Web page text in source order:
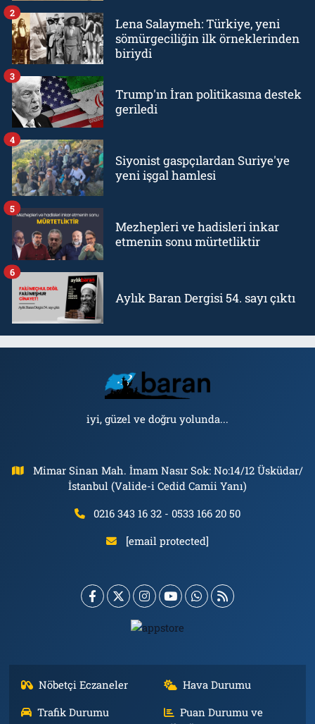
Lena Salaymeh: Türkiye, yeni
sömürgeciliğin ilk örneklerinden
biriydi
2
Trump'ın İran politikasına destek
geriledi
3
Siyonist gaspçılardan Suriye'ye
yeni işgal hamlesi
4
Mezhepleri ve hadisleri inkar
etmenin sonu mürtetliktir
5
Aylık Baran Dergisi 54. sayı çıktı
6
iyi, güzel ve doğru yolunda...
Mimar Sinan Mah. İmam Nasır Sok: No:14/12 Üsküdar/
İstanbul (Valide-i Cedid Camii Yanı)
0216 343 16 32 - 0533 166 20 50
[email protected]
Nöbetçi Eczaneler
Hava Durumu
Trafik Durumu
Puan Durumu ve